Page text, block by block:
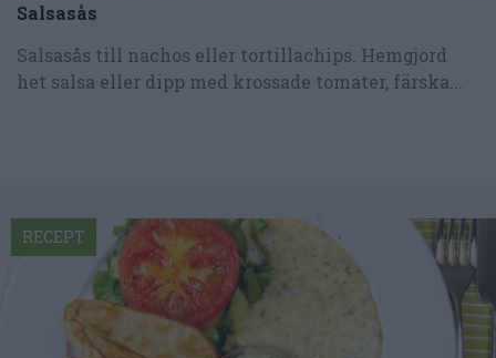
Salsasås
Salsasås till nachos eller tortillachips. Hemgjord
het salsa eller dipp med krossade tomater, färska...
RECEPT